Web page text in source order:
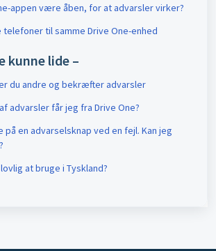
appen være åben, for at advarsler virker?
til samme Drive One-enhed
kunne lide –
du andre og bekræfter advarsler
advarsler får jeg fra Drive One?
på en advarselsknap ved en fejl. Kan jeg
at bruge i Tyskland?